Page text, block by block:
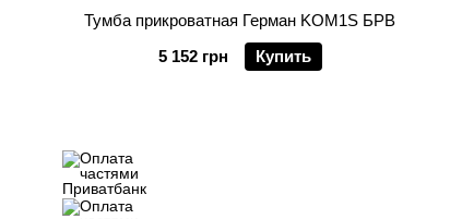
Тумба прикроватная Герман KOM1S БРВ
5 152 грн
Купить